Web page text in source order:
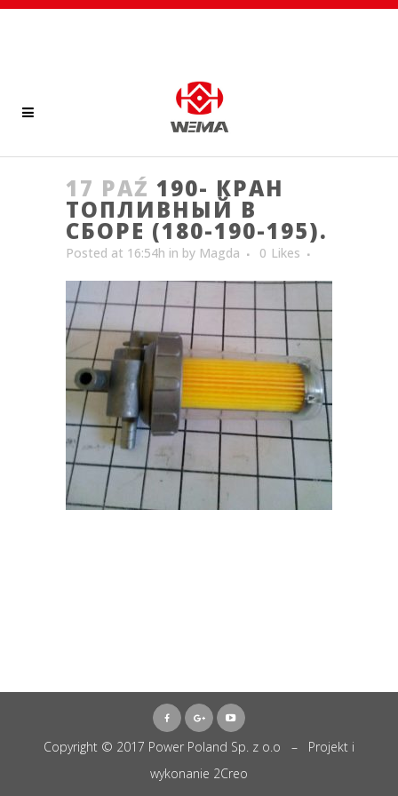
17 PAŹ 190- КРАН
ТОПЛИВНЫЙ В
СБОРЕ (180-190-195).
Posted at 16:54h in by Magda 0 Likes
Copyright © 2017 Power Poland Sp. z o.o – Projekt i
wykonanie 2Creo